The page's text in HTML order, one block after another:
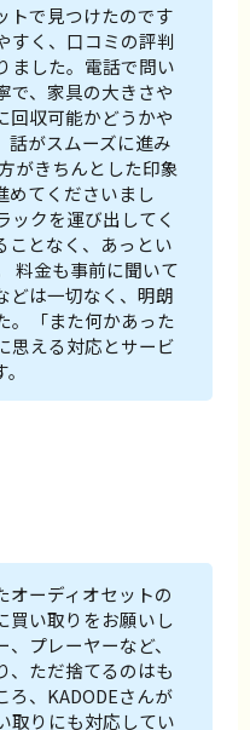
トで見つけたのです
すく、口コミの評判
ました。電話で問い
で、家具の大きさや
回収可能かどうかや
話がスムーズに進み
がきちんとした印象
めてくださいまし
ックを運び出してく
ことなく、あっとい
料金も事前に聞いて
どは一切なく、明朗
。「また何かあった
思える対応とサービ
オーディオセットの
買い取りをお願いし
プレーヤーなど、
、ただ捨てるのはも
ろ、KADODEさんが
取りにも対応してい